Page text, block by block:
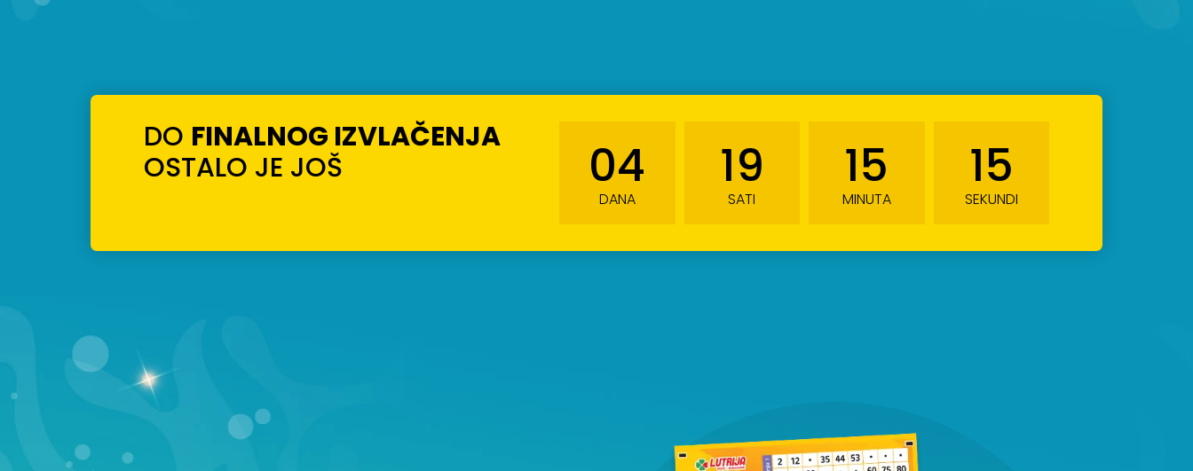
DO FINALNOG IZVLAČENJA
OSTALO JE JOŠ
04
DANA
19
SATI
15
MINUTA
14
SEKUNDI